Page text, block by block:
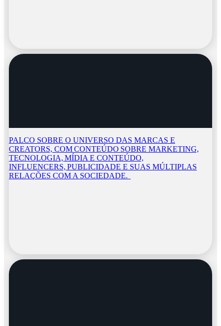
PALCO SOBRE O UNIVERSO DAS MARCAS E
CREATORS, COM CONTEÚDO SOBRE MARKETING,
TECNOLOGIA, MÍDIA E CONTEÚDO,
INFLUENCERS, PUBLICIDADE E SUAS MÚLTIPLAS
RELAÇÕES COM A SOCIEDADE.